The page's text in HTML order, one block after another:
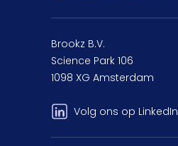
Brookz B.V.
Science Park 106
1098 XG Amsterdam
Volg ons op LinkedIn